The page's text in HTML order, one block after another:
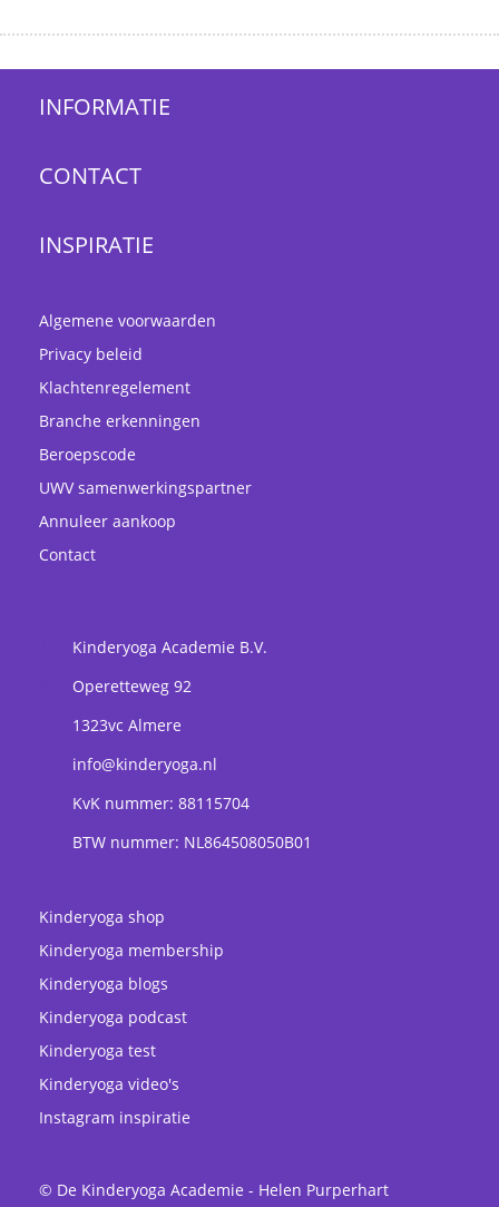
INFORMATIE
CONTACT
INSPIRATIE
Algemene voorwaarden
Privacy beleid
Klachtenregelement
Branche erkenningen
Beroepscode
UWV samenwerkingspartner
Annuleer aankoop
Contact
Kinderyoga Academie B.V.
Operetteweg 92
1323vc Almere
info@kinderyoga.nl
KvK nummer: 88115704
BTW nummer: NL864508050B01
Kinderyoga shop
Kinderyoga membership
Kinderyoga blogs
Kinderyoga podcast
Kinderyoga test
Kinderyoga video's
Instagram inspiratie
© De Kinderyoga Academie - Helen Purperhart